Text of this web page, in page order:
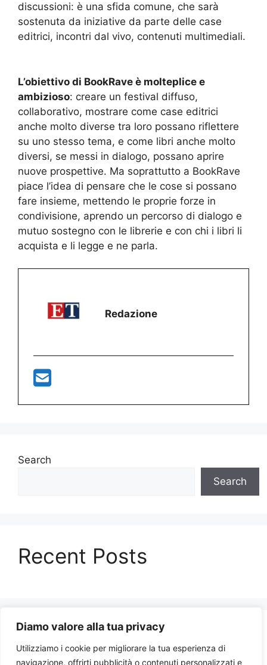
Diamo valore alla tua privacy
Utilizziamo i cookie per migliorare la tua esperienza di
navigazione, offrirti pubblicità o contenuti personalizzati e
discussioni: è una sfida comune, che sarà
sostenuta da iniziative da parte delle case
editrici, incontri dal vivo, contenuti multimediali.
L’obiettivo di BookRave è molteplice e
ambizioso: creare un festival diffuso,
collaborativo, mostrare come case editrici
anche molto diverse tra loro possano riflettere
su uno stesso tema, e come libri anche molto
diversi, se messi in dialogo, possano aprire
nuove prospettive. Ma soprattutto a BookRave
piace l’idea di pensare che le cose si possano
fare insieme, mettendo le proprie forze in
condivisione, aprendo un percorso di dialogo e
mutuo sostegno con le librerie e con chi i libri li
acquista e li legge e ne parla.
Redazione
Search
Search
Recent Posts
Recent Comments